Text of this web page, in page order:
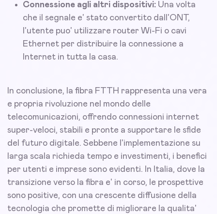
Connessione agli altri dispositivi: Una volta
che il segnale e' stato convertito dall'ONT,
l'utente puo' utilizzare router Wi-Fi o cavi
Ethernet per distribuire la connessione a
Internet in tutta la casa.
In conclusione, la fibra FTTH rappresenta una vera
e propria rivoluzione nel mondo delle
telecomunicazioni, offrendo connessioni internet
super-veloci, stabili e pronte a supportare le sfide
del futuro digitale. Sebbene l'implementazione su
larga scala richieda tempo e investimenti, i benefici
per utenti e imprese sono evidenti. In Italia, dove la
transizione verso la fibra e' in corso, le prospettive
sono positive, con una crescente diffusione della
tecnologia che promette di migliorare la qualita'